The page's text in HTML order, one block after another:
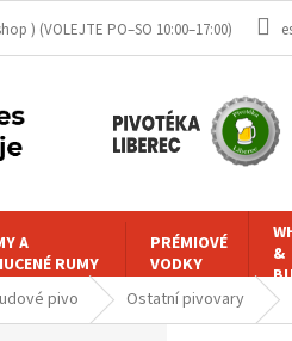
)
A
RUMY
PRÉMIOVÉ
VODKY
&
pivo Ostatní pivovary